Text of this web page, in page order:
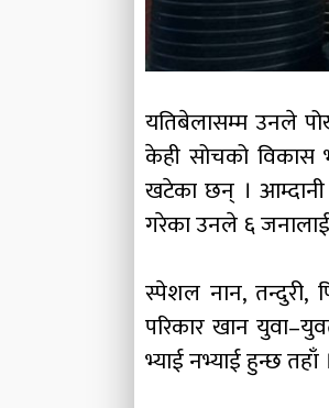
यतिबेलासम्म उनले
केही सोचको विकास
खटेका छन् ।
गरेका उनले ६ जनालाई
स्पेशल नान, तन्दुरी,
परिकार खान
भ्याई नभ्याई हुन्छ